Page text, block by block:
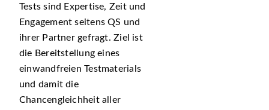
Tests sind Expertise, Zeit und
Engagement seitens QS und
ihrer Partner gefragt. Ziel ist
die Bereitstellung eines
einwandfreien Testmaterials
und damit die
Chancengleichheit aller